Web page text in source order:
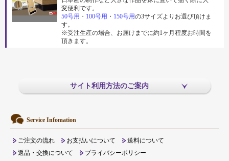
変便利です。
50号用 ・ 100号用 ・ 150号用の3サイズよりお選び頂けま
す。
※受注生産の場合、お届けまでに約1ヶ月程度お時間を
頂きます。
サイト利用方法のご案内
Service Infomation
ご注文の流れ お支払いについて
送料について
返品・交換について
プライバシーポリシー